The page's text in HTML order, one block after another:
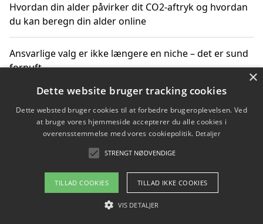
Hvordan din alder påvirker dit CO2-aftryk og hvordan
du kan beregn din alder online
Ansvarlige valg er ikke længere en niche – det er sund
fornuft
Sådan kan du handle bæredygtigt og bestil med
faktura
Om / kontakt
Blog Betingelser
×
Dette website bruger tracking cookies
Dette websted bruger cookies til at forbedre brugeroplevelsen. Ved
at bruge vores hjemmeside accepterer du alle cookies i
overensstemmelse med vores cookiepolitik. Detaljer
STRENGT NØDVENDIGE
TILLAD COOKIES TILLAD IKKE COOKIES
VIS DETALJER